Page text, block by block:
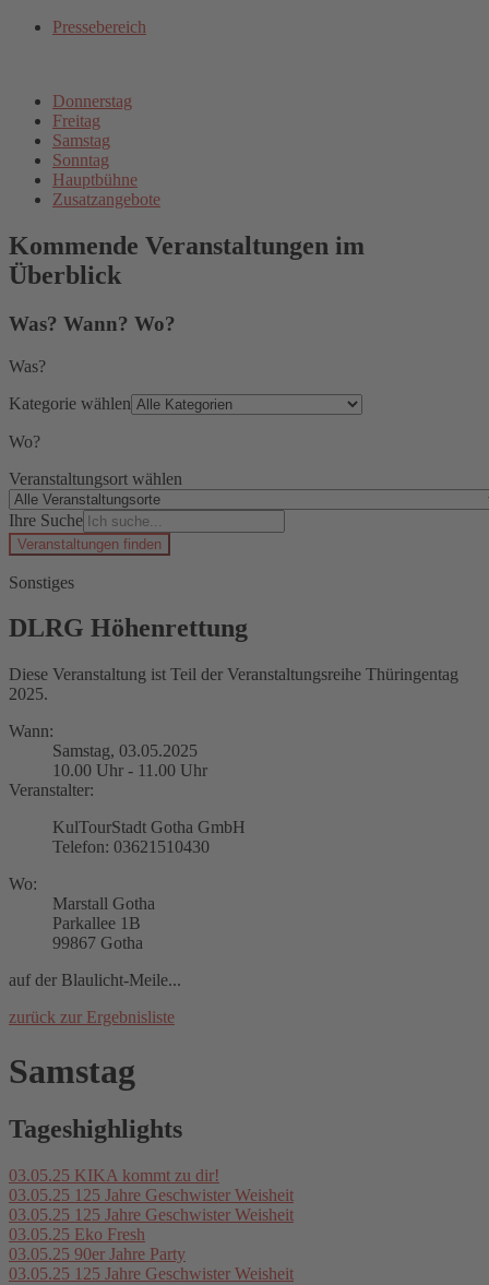
Pressebereich
Donnerstag
Freitag
Samstag
Sonntag
Hauptbühne
Zusatzangebote
Kommende Veranstaltungen im
Überblick
Was? Wann? Wo?
Was?
Kategorie wählen
Wo?
Veranstaltungsort wählen
Ihre Suche
Veranstaltungen finden
Sonstiges
DLRG Höhenrettung
Diese Veranstaltung ist Teil der Veranstaltungsreihe Thüringentag
2025.
Wann:
Samstag, 03.05.2025
10.00 Uhr - 11.00 Uhr
Veranstalter:
KulTourStadt Gotha GmbH
Telefon: 03621510430
Wo:
Marstall Gotha
Parkallee 1B
99867 Gotha
auf der Blaulicht-Meile...
zurück zur Ergebnisliste
Samstag
Tageshighlights
03.05.25 KIKA kommt zu dir!
03.05.25 125 Jahre Geschwister Weisheit
03.05.25 125 Jahre Geschwister Weisheit
03.05.25 Eko Fresh
03.05.25 90er Jahre Party
03.05.25 125 Jahre Geschwister Weisheit